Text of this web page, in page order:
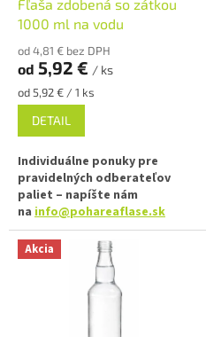
s
e
s
Fľaša zdobená so zátkou
1000 ml na vodu
od 4,81 € bez DPH
od 5,92 € / ks
Jednotková
cena:
od 5,92 € / 1 ks
DETAIL
Individuálne ponuky pre
pravidelných odberateľov
paliet – napíšte nám
na info@pohareaflase.sk
✅ Odolná 1000 ml fľaša čírej
farby
✅ Uzatvárateľná skrutkovacím
Akcia